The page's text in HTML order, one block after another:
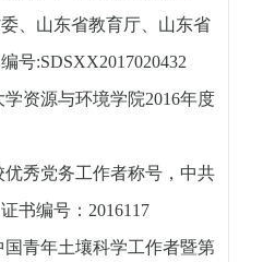
、山东省教育厅、山东省
号:SDSXX2017020432
学资源与环境学院2016年度
优秀党务工作者称号，中共
书编号： 2016117
国青年土壤科学工作者暨第